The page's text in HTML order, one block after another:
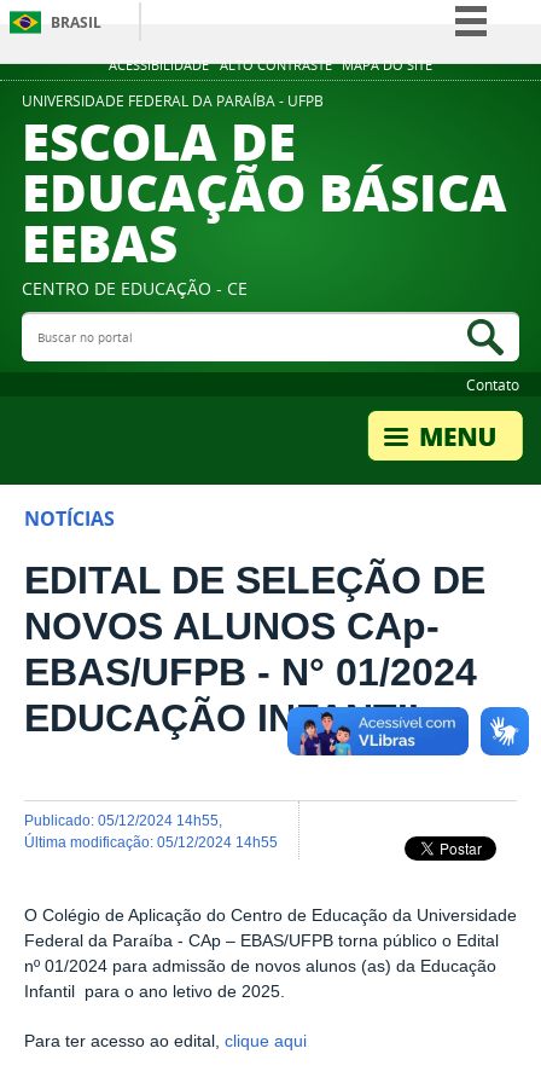
ACESSIBILIDADE ALTO CONTRASTE MAPA DO SITE
BRASIL
Simplifique!
Acesso à informação
Legislação
UNIVERSIDADE FEDERAL DA PARAÍBA - UFPB
ESCOLA DE
EDUCAÇÃO BÁSICA
EEBAS
CENTRO DE EDUCAÇÃO - CE
Buscar no portal
Contato
NOTÍCIAS
EDITAL DE SELEÇÃO DE
NOVOS ALUNOS CAp-
EBAS/UFPB - N° 01/2024
EDUCAÇÃO INFANTIL
publicado: 05/12/2024 14h55
última modificação: 05/12/2024 14h55
O Colégio de Aplicação do Centro de Educação da Universidade
Federal da Paraíba - CAp – EBAS/UFPB torna público o Edital
nº 01/2024 para admissão de novos alunos (as) da Educação
Infantil para o ano letivo de 2025.
Para ter acesso ao edital, clique aqui